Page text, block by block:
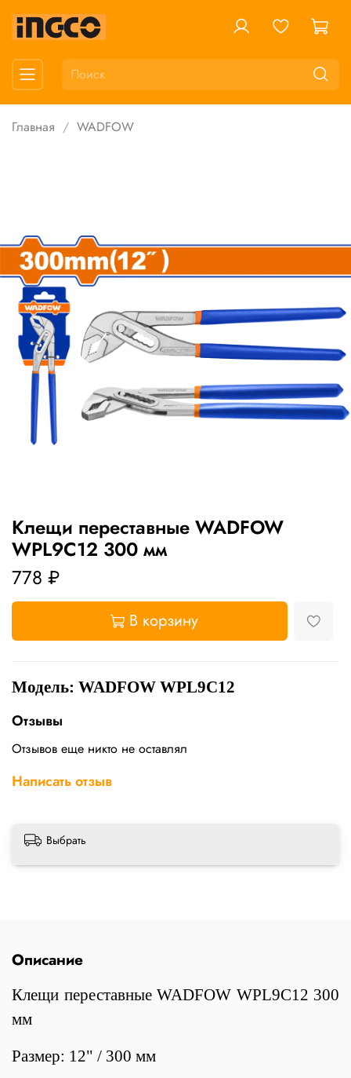
Главная WADFOW
Клещи переставные WADFOW
WPL9C12 300 мм
778 ₽
В корзину
Модель: WADFOW WPL9C12
Отзывы
Отзывов еще никто не оставлял
Написать отзыв
Выбрать
Описание
Клещи переставные WADFOW WPL9C12 300
мм
Размер: 12" / 300 мм